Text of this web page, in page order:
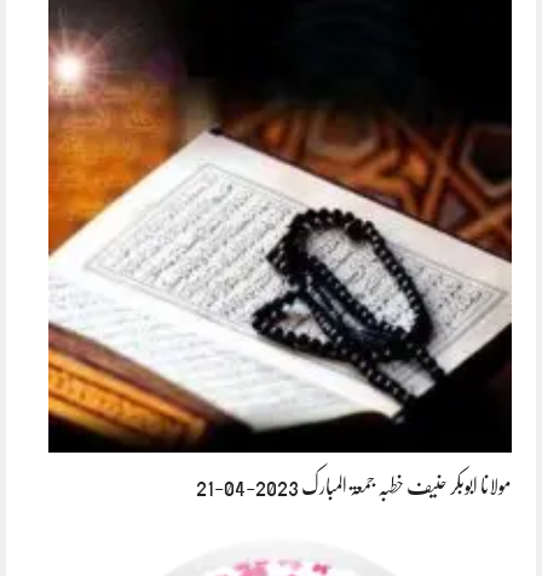
مولانا ابوبکر حنیف خطبہ جمعۃ المبارک 2023-04-21